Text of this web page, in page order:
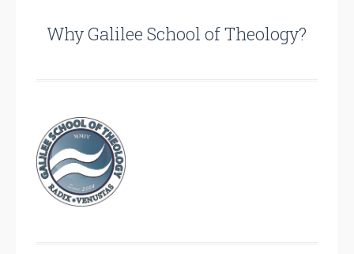
Why Galilee School of Theology?